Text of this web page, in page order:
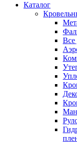
Каталог
Все